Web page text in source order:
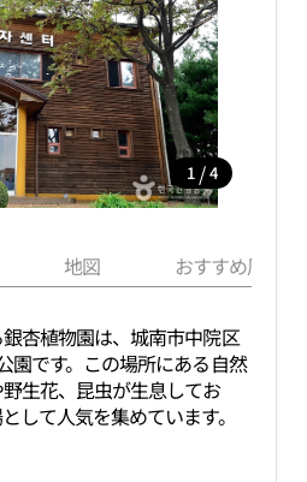
1 / 4
地図 おすすめ周辺
杏植物園は、城南市中院区
園です。この場所にある自然
生花、昆虫が生息してお
して人気を集めています。